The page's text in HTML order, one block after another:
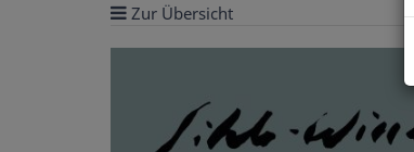
Zur Übersicht